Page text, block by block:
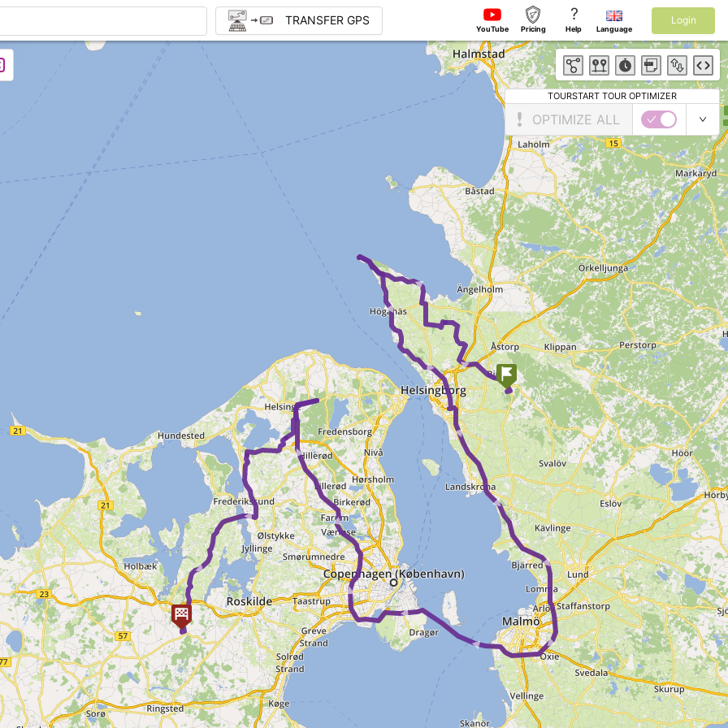
► ►
►
►
► ► ► ► ► ► ► ► ► ► ►
TRANSFER GPS
YouTube Pricing
?
Help Language
Login
TOURSTART TOUR OPTIMIZER
OPTIMIZE ALL